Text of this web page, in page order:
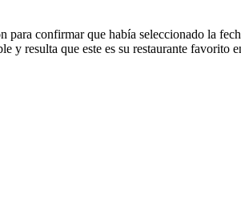
confirmar que había seleccionado la
resulta que este es su restaurante favorito